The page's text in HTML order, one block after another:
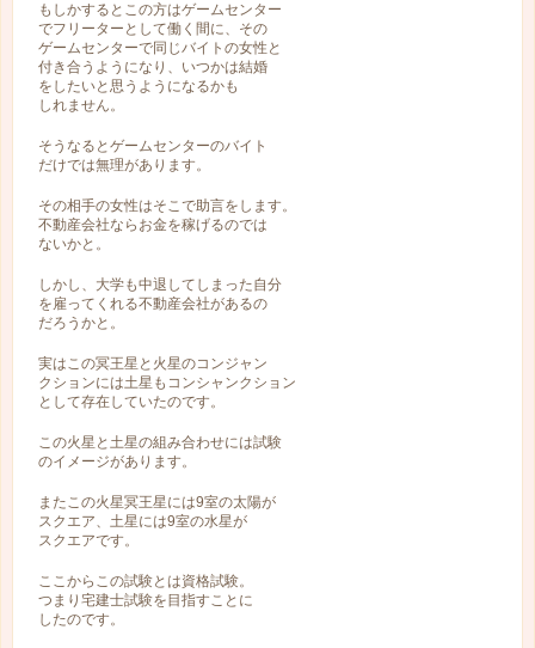
もしかするとこの方はゲームセンター
でフリーターとして働く間に、その
ゲームセンターで同じバイトの女性と
付き合うようになり、いつかは結婚
をしたいと思うようになるかも
しれません。
そうなるとゲームセンターのバイト
だけでは無理があります。
その相手の女性はそこで助言をします。
不動産会社ならお金を稼げるのでは
ないかと。
しかし、大学も中退してしまった自分
を雇ってくれる不動産会社があるの
だろうかと。
実はこの冥王星と火星のコンジャン
クションには土星もコンシャンクション
として存在していたのです。
この火星と土星の組み合わせには試験
のイメージがあります。
またこの火星冥王星には9室の太陽が
スクエア、土星には9室の水星が
スクエアです。
ここからこの試験とは資格試験。
つまり宅建士試験を目指すことに
したのです。